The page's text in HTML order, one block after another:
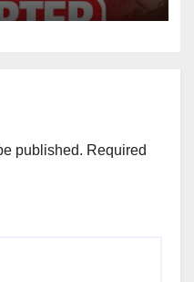
published. Required